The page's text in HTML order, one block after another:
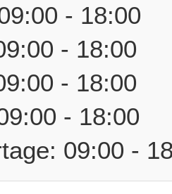
- 18:00
- 18:00
- 18:00
- 18:00
09:00 -